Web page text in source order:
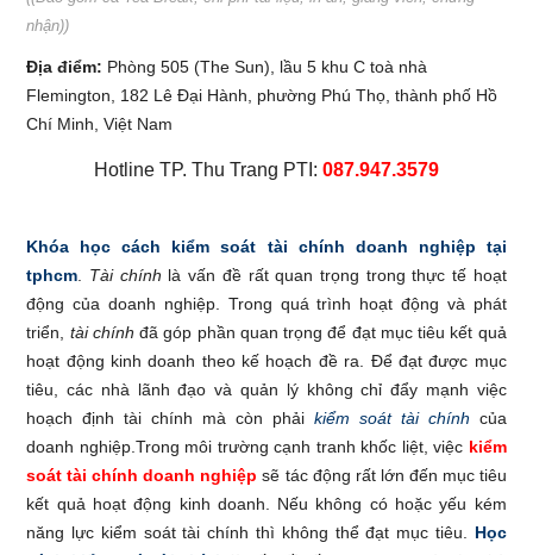
nhận))
Địa điểm: Phòng 505 (The Sun), lầu 5 khu C toà nhà
Flemington, 182 Lê Đại Hành, phường Phú Thọ, thành phố Hồ
Chí Minh, Việt Nam
Hotline TP. Thu Trang PTI: 087.947.3579
Khóa học cách kiểm soát tài chính doanh nghiệp tại
tphcm
Tài chính là vấn đề rất quan trọng trong thực tế hoạt
động của doanh nghiệp. Trong quá trình hoạt động và phát
triển, tài chính đã góp phần quan trọng để đạt mục tiêu kết quả
hoạt động kinh doanh theo kế hoạch đề ra. Để đạt được mục
tiêu, các nhà lãnh đạo và quản lý không chỉ đẩy mạnh việc
hoạch định tài chính mà còn phải kiểm soát tài chính của
doanh nghiệp.Trong môi trường cạnh tranh khốc liệt, việc kiểm
soát tài chính doanh nghiệp sẽ tác động rất lớn đến mục tiêu
kết quả hoạt động kinh doanh. Nếu không có hoặc yếu kém
năng lực kiểm soát tài chính thì không thể đạt mục tiêu. Học